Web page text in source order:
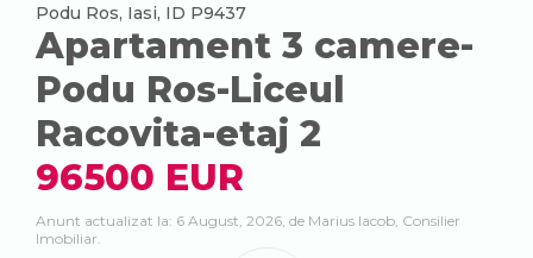
Podu Ros, Iasi, ID P9437
Apartament 3 camere-
Podu Ros-Liceul
Racovita-etaj 2
96500 EUR
Anunt actualizat la: 6 August, 2026, de Marius Iacob, Consilier
Imobiliar.